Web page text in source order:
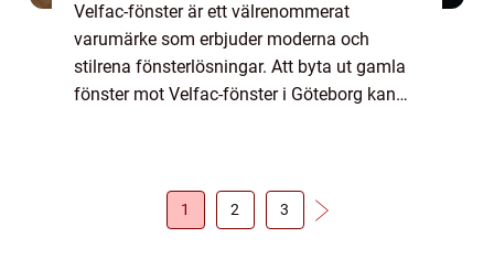
Velfac-fönster är ett välrenommerat
varumärke som erbjuder moderna och
stilrena fönsterlösningar. Att byta ut gamla
fönster mot Velfac-fönster i Göteborg kan
1 2 3